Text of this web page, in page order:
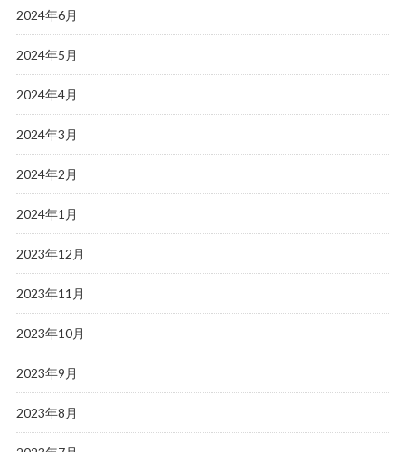
2024年6月
2024年5月
2024年4月
2024年3月
2024年2月
2024年1月
2023年12月
2023年11月
2023年10月
2023年9月
2023年8月